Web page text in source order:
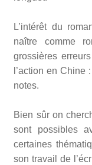
L’intérêt du
naître comme
grossières
l’action en Chine
notes.
Bien sûr on
sont possibles
certaines
son travail de